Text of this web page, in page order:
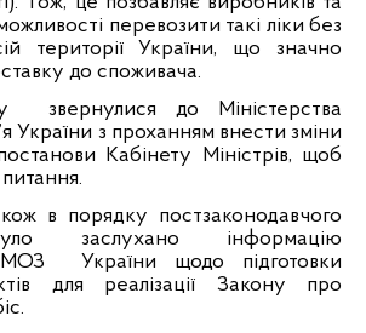
перевозити такі ліки без
території України, що значно
до споживача.
звернулися до Міністерства
України з проханням внести зміни
Кабінету Міністрів, щоб
в порядку постзаконодавчого
заслухано інформацію
МОЗ
України щодо підготовки
для реалізації Закону про